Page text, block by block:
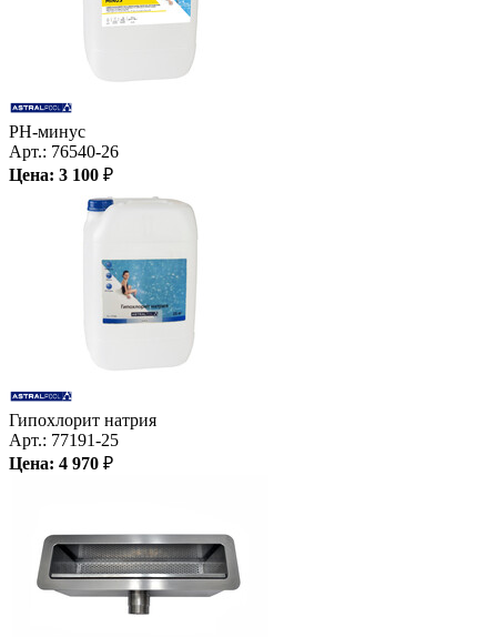
PH-минус
Арт.: 76540-26
Цена: 3 100 ₽
Гипохлорит натрия
Арт.: 77191-25
Цена: 4 970 ₽